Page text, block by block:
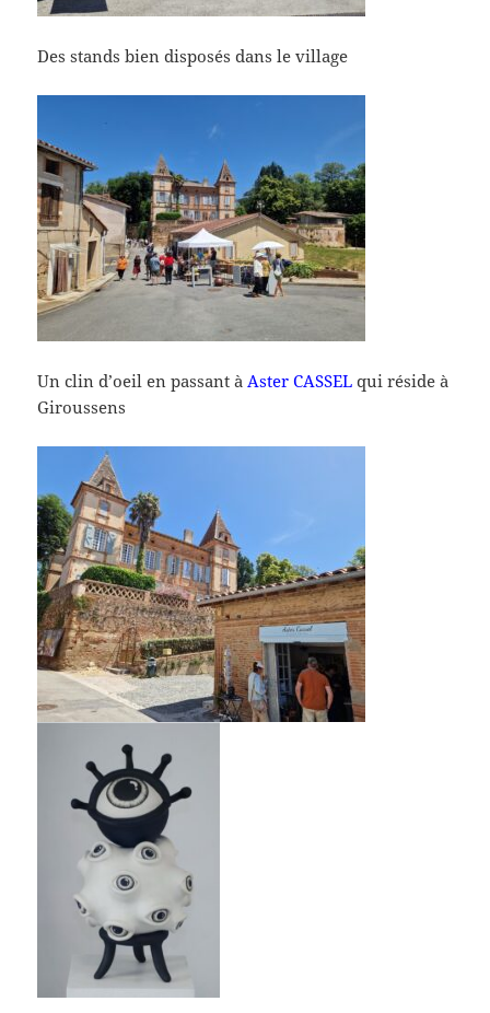
Des stands bien disposés dans le village
Un clin d’oeil en passant àAster CASSEL qui réside à
Giroussens